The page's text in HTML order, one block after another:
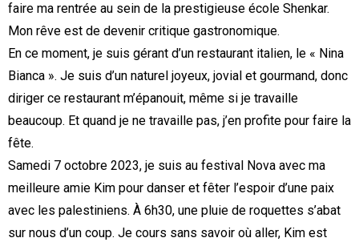
faire ma rentrée au sein de la prestigieuse école Shenkar.
Mon rêve est de devenir critique gastronomique.
En ce moment, je suis gérant d’un restaurant italien, le « Nina
Bianca ». Je suis d’un naturel joyeux, jovial et gourmand, donc
diriger ce restaurant m’épanouit, même si je travaille
beaucoup. Et quand je ne travaille pas, j’en profite pour faire la
fête.
Samedi 7 octobre 2023, je suis au festival Nova avec ma
meilleure amie Kim pour danser et fêter l’espoir d’une paix
avec les palestiniens. À 6h30, une pluie de roquettes s’abat
sur nous d’un coup. Je cours sans savoir où aller, Kim est